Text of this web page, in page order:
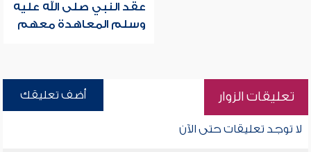
عقد النبي صلى الله عليه
وسلم المعاهدة معهم
تعليقات الزوار أضف تعليقك
لا توجد تعليقات حتى الآن